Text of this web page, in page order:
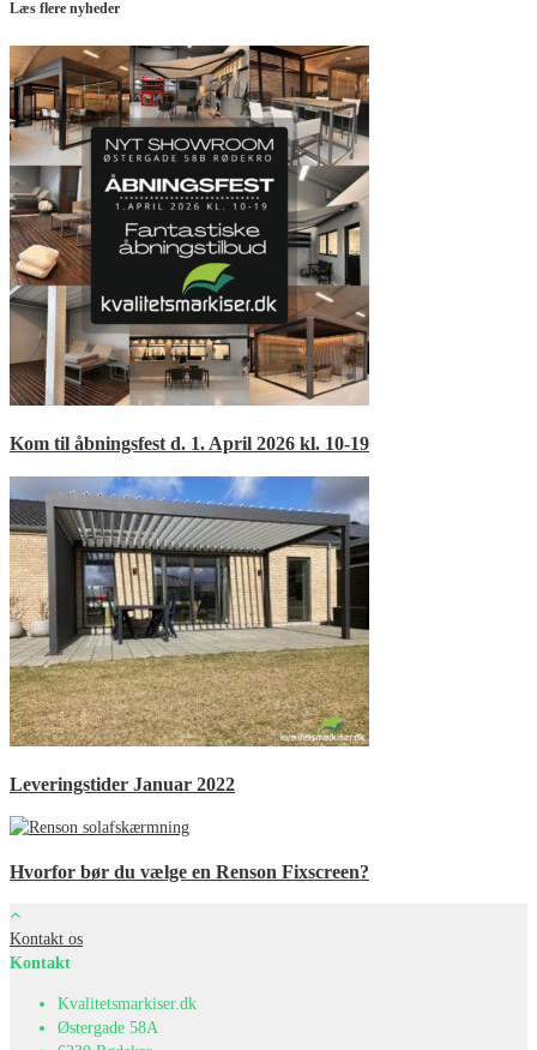
Læs flere nyheder
Kom til åbningsfest d. 1. April 2026 kl. 10-19
Leveringstider Januar 2022
Hvorfor bør du vælge en Renson Fixscreen?
Kontakt os
Kontakt
Kvalitetsmarkiser.dk
Østergade 58A